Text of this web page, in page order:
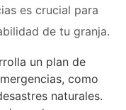
es crucial para
de tu granja.
un plan de
como
naturales.